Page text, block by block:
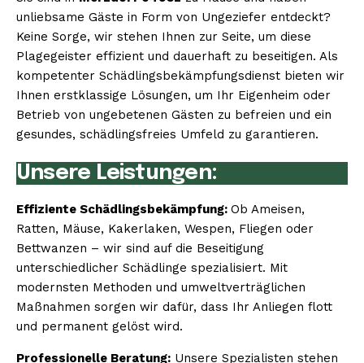
unliebsame Gäste in Form von Ungeziefer entdeckt?
Keine Sorge, wir stehen Ihnen zur Seite, um diese
Plagegeister effizient und dauerhaft zu beseitigen. Als
kompetenter Schädlingsbekämpfungsdienst bieten wir
Ihnen erstklassige Lösungen, um Ihr Eigenheim oder
Betrieb von ungebetenen Gästen zu befreien und ein
gesundes, schädlingsfreies Umfeld zu garantieren.
Unsere Leistungen:
Effiziente Schädlingsbekämpfung: Ob Ameisen,
Ratten, Mäuse, Kakerlaken, Wespen, Fliegen oder
Bettwanzen – wir sind auf die Beseitigung
unterschiedlicher Schädlinge spezialisiert. Mit
modernsten Methoden und umweltverträglichen
Maßnahmen sorgen wir dafür, dass Ihr Anliegen flott
und permanent gelöst wird.
Professionelle Beratung: Unsere Spezialisten stehen